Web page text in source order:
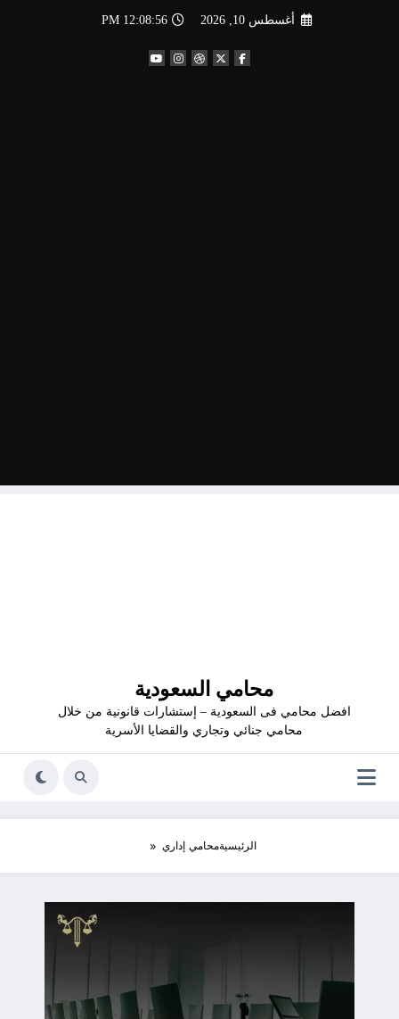
أغسطس 10, 2026 12:08:56 PM
محامي السعودية
افضل محامي فى السعودية – إستشارات قانونية من خلال
محامي جنائي وتجاري والقضايا الأسرية
الرئيسيةمحامي إداري